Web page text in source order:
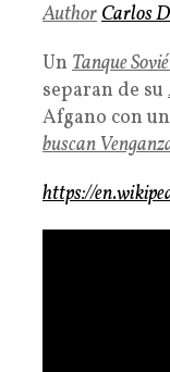
AuthorCarlos
Un Tanque
separan de su
Afgano con un
buscan
https://